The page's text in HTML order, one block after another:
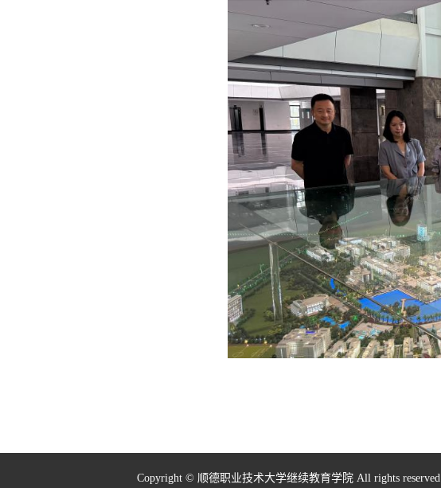
Copyright © 顺德职业技术大学继续教育学院 All rights reserved